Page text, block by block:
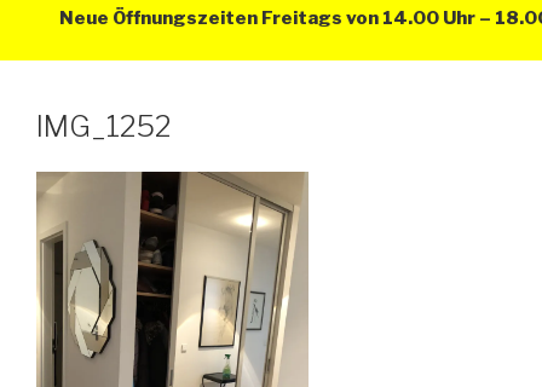
Neue Öffnungszeiten Freitags von 14.00 Uhr – 18.00
IMG_1252